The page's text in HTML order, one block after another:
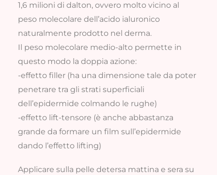
1,6 milioni di dalton, ovvero molto vicino al
peso molecolare dell’acido ialuronico
naturalmente prodotto nel derma.
Il peso molecolare medio-alto permette in
questo modo la doppia azione:
-effetto filler (ha una dimensione tale da poter
penetrare tra gli strati superficiali
dell’epidermide colmando le rughe)
-effetto lift-tensore (è anche abbastanza
grande da formare un film sull’epidermide
dando l’effetto lifting)
Applicare sulla pelle detersa mattina e sera su